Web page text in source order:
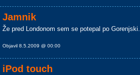
Jamnik
Že pred Londonom sem se potepal po Gorenjski.
Objavil 8.5.2009 @ 00:00
iPod touch